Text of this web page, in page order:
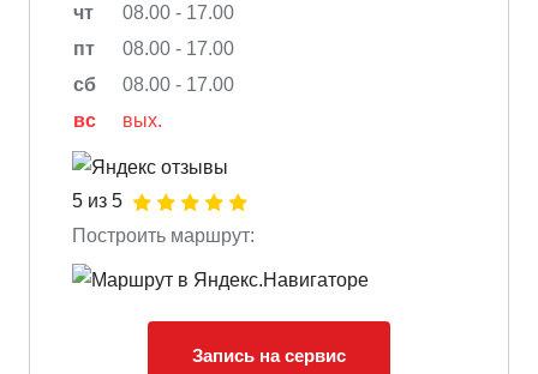
чт
08.00 - 17.00
пт
08.00 - 17.00
сб
08.00 - 17.00
вс
вых.
5 из 5
Построить маршрут:
Запись на сервис